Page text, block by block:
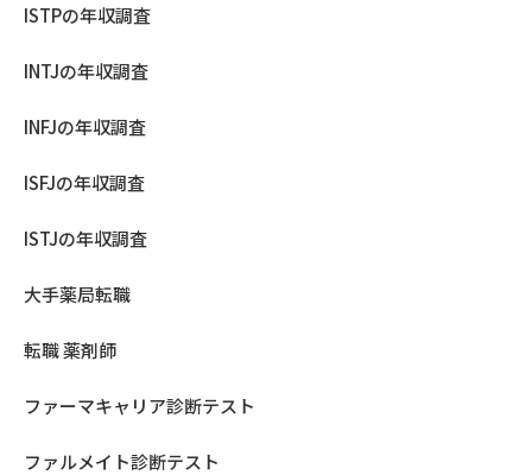
ISTPの年収調査
INTJの年収調査
INFJの年収調査
ISFJの年収調査
ISTJの年収調査
大手薬局転職
転職 薬剤師
ファーマキャリア診断テスト
ファルメイト診断テスト